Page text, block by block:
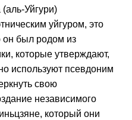
Уйгури)
уйгуром, это
он был родом из
которые утверждают,
используют псевдоним
свою
независимого
который они